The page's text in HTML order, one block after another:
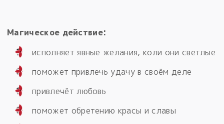
Магическое действие:
исполняет явные желания, коли они светлые
поможет привлечь удачу в своём деле
привлечёт любовь
поможет обретению красы и славы